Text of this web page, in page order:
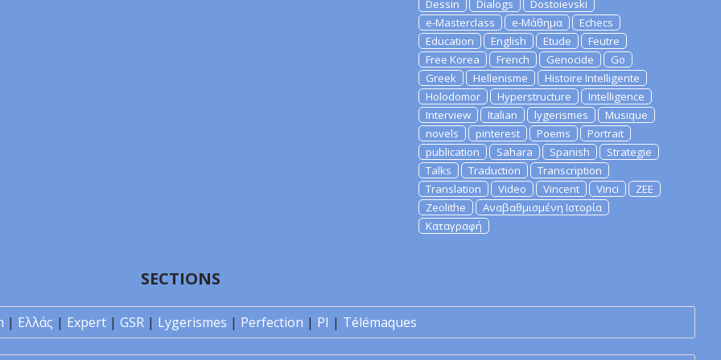
Dessin
Dialogs
Dostoievski
e-Masterclass
e-Μάθημα
Echecs
Education
English Etude
Feutre
Free Korea
French Genocide
Go
Greek
Hellenisme
Histoire Intelligente
Holodomor
Hyperstructure
Intelligence
Interview
Italian lygerismes
Musique
novels
pinterest Poems
Portrait
publication
Sahara Spanish
Strategie
Talks
Traduction
Transcription
Translation
Video Vincent Vinci
ZEE
Zeolithe
Αναβαθμισμένη Ιστορία
Καταγραφή
SECTIONS
| Ελλάς | Expert | GSR | Lygerismes | Perfection | PI | Télémaques